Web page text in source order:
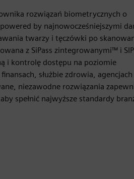
rozwiązań biometrycznych o
by najnowocześniejszymi
twarzy i tęczówki po
z SiPass zintegrowanymi™ i
i kontrolę dostępu na poziomie
służbie zdrowia, agencjach
niezawodne rozwiązania
spełnić najwyższe standardy